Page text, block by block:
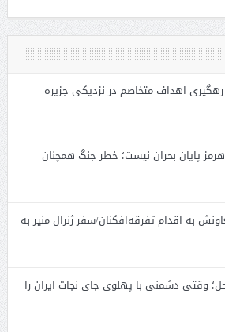
رهگیری اهداف متخاصم در نزدیکی جزیره
پایان بحران نیست؛ خطر جنگ همچنان
به اقدام تفرقه‌افکنان/سفر ژنرال منیر به
وقتی دشمنی با پهلوی جای نجات ایران را